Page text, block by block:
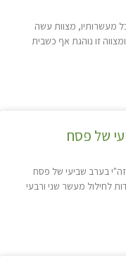
מעשרותיו, מצוות עשה
זו נוהגת אף כשבית
של פסח
בערב שביעי של פסח
לחילול מעשר שני ורבעי